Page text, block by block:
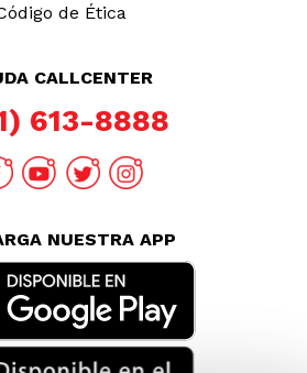
de Ética
CALLCENTER
613-8888
NUESTRA APP